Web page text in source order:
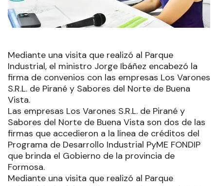
Mediante una visita que realizó al Parque
Industrial, el ministro Jorge Ibáñez encabezó la
firma de convenios con las empresas Los Varones
S.R.L. de Pirané y Sabores del Norte de Buena
Vista.
Las empresas Los Varones S.R.L. de Pirané y
Sabores del Norte de Buena Vista son dos de las
firmas que accedieron a la línea de créditos del
Programa de Desarrollo Industrial PyME FONDIP
que brinda el Gobierno de la provincia de
Formosa.
Mediante una visita que realizó al Parque